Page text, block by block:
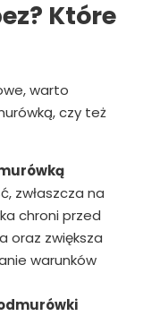
Które
warto
czy też
zwłaszcza na
chroni przed
oraz zwiększa
warunków